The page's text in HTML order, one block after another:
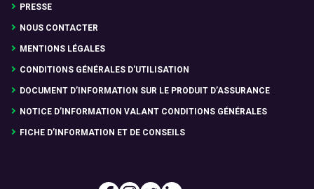
PRESSE
NOUS CONTACTER
MENTIONS LÉGALES
CONDITIONS GÉNÉRALES D'UTILISATION
DOCUMENT D’INFORMATION SUR LE PRODUIT D’ASSURANCE
NOTICE D’INFORMATION VALANT CONDITIONS GÉNÉRALES
FICHE D’INFORMATION ET DE CONSEILS